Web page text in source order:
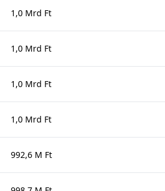
1,0 Mrd Ft
1,0 Mrd Ft
1,0 Mrd Ft
1,0 Mrd Ft
992,6 M Ft